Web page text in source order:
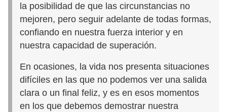
la posibilidad de que las circunstancias no
mejoren, pero seguir adelante de todas formas,
confiando en nuestra fuerza interior y en
nuestra capacidad de superación.
En ocasiones, la vida nos presenta situaciones
difíciles en las que no podemos ver una salida
clara o un final feliz, y es en esos momentos
en los que debemos demostrar nuestra